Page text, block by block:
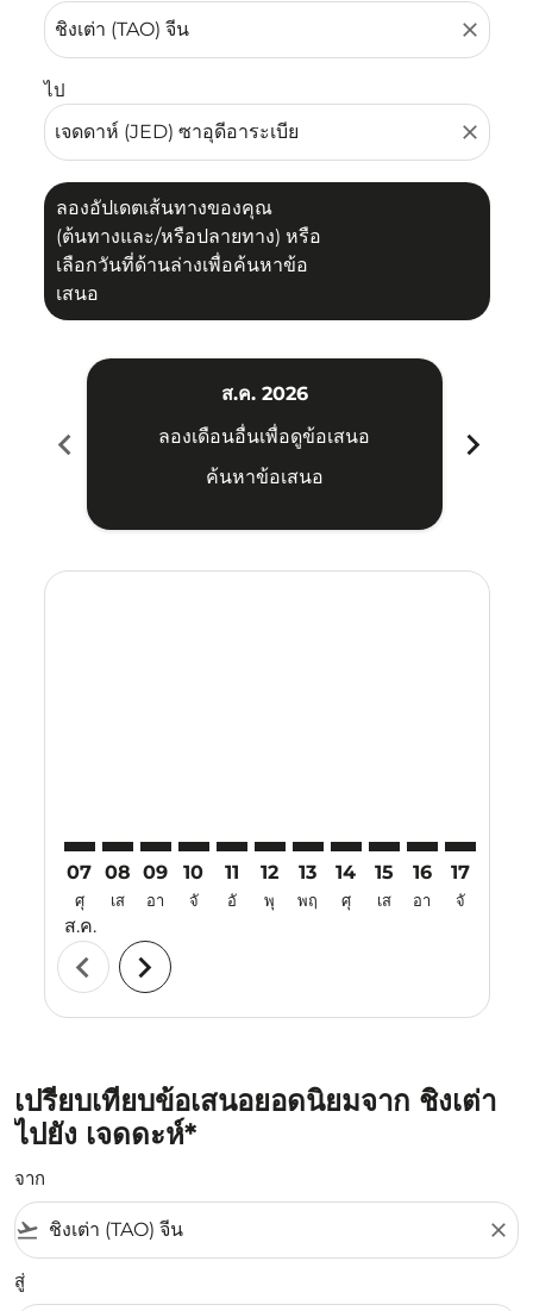
close
ไป
close
ลองอัปเดตเส้นทางของคุณ
(ต้นทางและ/หรือปลายทาง) หรือ
เลือกวันที่ด้านล่างเพื่อค้นหาข้อ
เสนอ
chevron_left
ส.ค. 2026
ลองเดือนอื่นเพื่อดูข้อเสนอ
ค้นหาข้อเสนอ
chevron_right
07
ศุ
ส.ค.
08
เส
09
อา
10
จั
11
อั
12
พุ
13
พฤ
14
ศุ
15
เส
16
อา
17
จั
chevron_left chevron_right
เปรียบเทียบข้อเสนอยอดนิยมจาก ชิงเต่า
ไปยัง เจดดะห์*
จาก
flight_takeoff close
สู่